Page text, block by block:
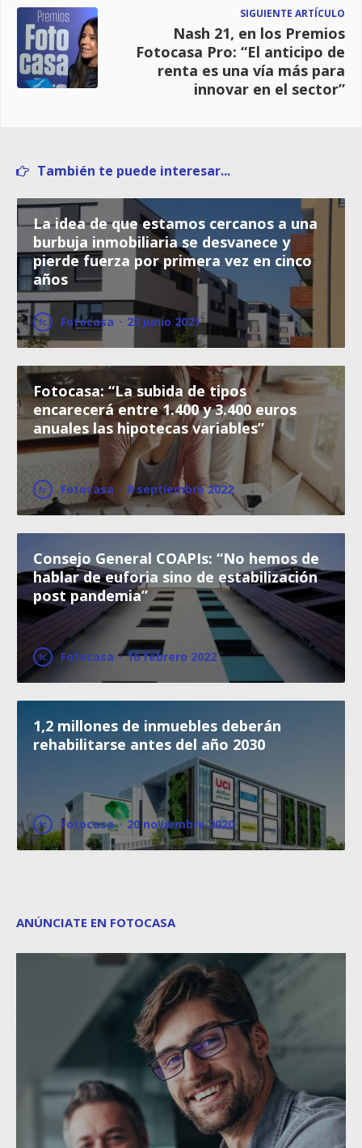
SIGUIENTE ARTÍCULO
Nash 21, en los Premios
Fotocasa Pro: “El anticipo de
renta es una vía más para
innovar en el sector”
También te puede interesar...
La idea de que estamos cercanos a una
burbuja inmobiliaria se desvanece y
pierde fuerza por primera vez en cinco
años
Fotocasa · 22 junio 2021
Fotocasa: “La subida de tipos
encarecerá entre 1.400 y 3.400 euros
anuales las hipotecas variables”
Fotocasa · 8 septiembre 2022
Consejo General COAPIs: “No hemos de
hablar de euforia sino de estabilización
post pandemia”
Fotocasa · 16 febrero 2022
1,2 millones de inmuebles deberán
rehabilitarse antes del año 2030
Fotocasa · 20 noviembre 2020
ANÚNCIATE EN FOTOCASA